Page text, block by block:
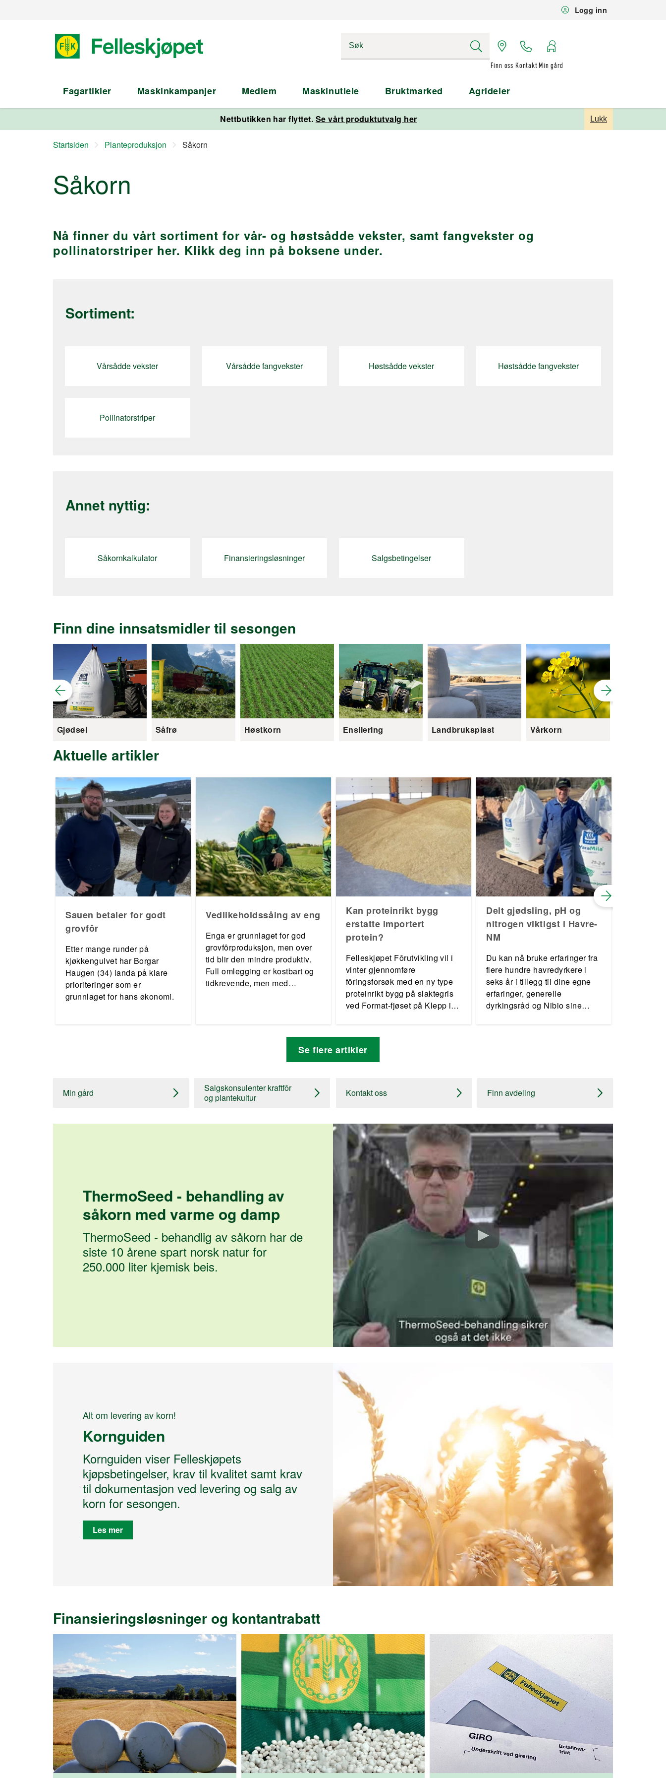
Logg inn
Finn oss Kontakt Min gård
Fagartikler Maskinkampanjer Medlem Maskinutleie Bruktmarked Agrideler
Nettbutikken har flyttet. Se vårt produktutvalg her Lukk
Startsiden Planteproduksjon Såkorn
Såkorn
Nå finner du vårt sortiment for vår- og høstsådde vekster, samt fangvekster og
pollinatorstriper her. Klikk deg inn på boksene under.
Sortiment:
Vårsådde vekster Vårsådde fangvekster Høstsådde vekster Høstsådde fangvekster
Pollinatorstriper
Annet nyttig:
Såkornkalkulator Finansieringsløsninger Salgsbetingelser
Finn dine innsatsmidler til sesongen
Gjødsel Såfrø Høstkorn Ensilering Landbruksplast Vårkorn
Aktuelle artikler
Sauen betaler for godt
grovfôr
Etter mange runder på
kjøkkengulvet har Borgar
Haugen (34) landa på klare
prioriteringer som er
grunnlaget for hans økonomi.
Vedlikeholdssåing av eng
Enga er grunnlaget for god
grovfôrproduksjon, men over
tid blir den mindre produktiv.
Full omlegging er kostbart og
tidkrevende, men med
Kan proteinrikt bygg
erstatte importert
protein?
Felleskjøpet Fôrutvikling vil i
vinter gjennomføre
fôringsforsøk med en ny type
proteinrikt bygg på slaktegris
ved Format-fjøset på Klepp i
Delt gjødsling, pH og
nitrogen viktigst i Havre-
NM
Du kan nå bruke erfaringer fra
flere hundre havredyrkere i
seks år i tillegg til dine egne
erfaringer, generelle
dyrkingsråd og Nibio sine
Se flere artikler
Min gård
Salgskonsulenter kraftfôr
og plantekultur
Kontakt oss Finn avdeling
ThermoSeed - behandling av
såkorn med varme og damp
ThermoSeed - behandlig av såkorn har de
siste 10 årene spart norsk natur for
250.000 liter kjemisk beis.
Alt om levering av korn!
Kornguiden
Kornguiden viser Felleskjøpets
kjøpsbetingelser, krav til kvalitet samt krav
til dokumentasjon ved levering og salg av
korn for sesongen.
Les mer
Finansieringsløsninger og kontantrabatt